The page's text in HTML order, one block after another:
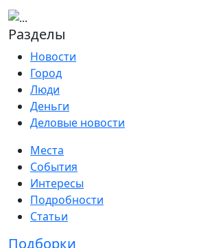
Разделы
Новости
Город
Люди
Деньги
Деловые новости
Места
События
Интересы
Подробности
Статьи
Подборки